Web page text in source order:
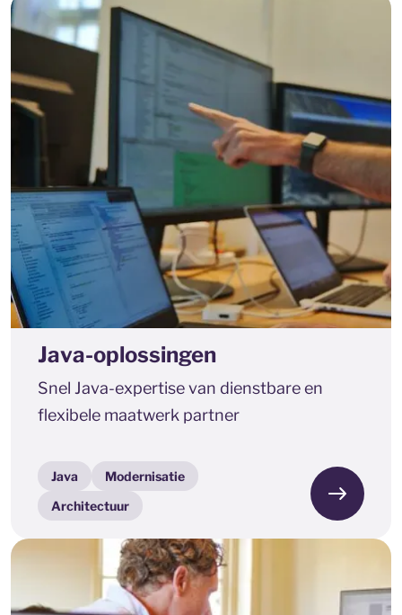
Java-oplossingen
Snel Java-expertise van dienstbare en
flexibele maatwerk partner
Java
Modernisatie
Architectuur